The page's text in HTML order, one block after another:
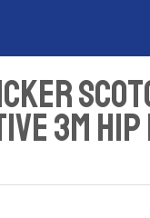
3M HIP